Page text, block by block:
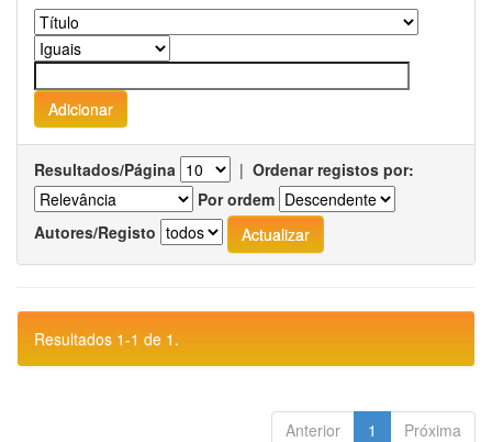
Resultados/Página | Ordenar registos por:
Por ordem
Autores/Registo
Resultados 1-1 de 1.
Anterior 1 Próxima